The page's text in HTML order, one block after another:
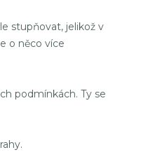
stupňovat, jelikož v
o něco více
podmínkách. Ty se